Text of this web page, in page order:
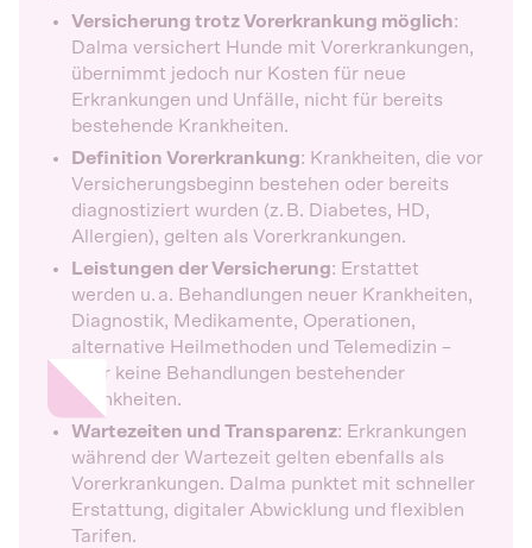
Versicherung trotz Vorerkrankung möglich:
Dalma versichert Hunde mit Vorerkrankungen,
übernimmt jedoch nur Kosten für neue
Erkrankungen und Unfälle, nicht für bereits
bestehende Krankheiten.
Definition Vorerkrankung: Krankheiten, die vor
Versicherungsbeginn bestehen oder bereits
diagnostiziert wurden (z. B. Diabetes, HD,
Allergien), gelten als Vorerkrankungen.
Leistungen der Versicherung: Erstattet
werden u. a. Behandlungen neuer Krankheiten,
Diagnostik, Medikamente, Operationen,
alternative Heilmethoden und Telemedizin –
aber keine Behandlungen bestehender
Krankheiten.
Wartezeiten und Transparenz: Erkrankungen
während der Wartezeit gelten ebenfalls als
Vorerkrankungen. Dalma punktet mit schneller
Erstattung, digitaler Abwicklung und flexiblen
Tarifen.